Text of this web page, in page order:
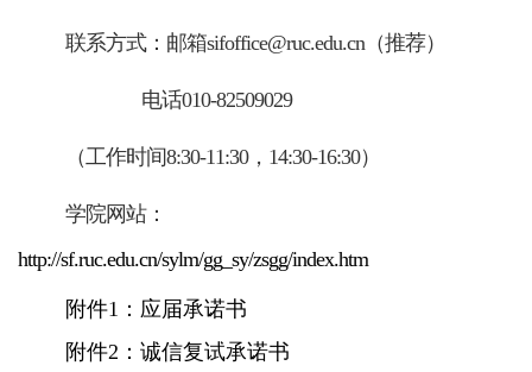
联系方式： 邮箱sifoffice@ruc.edu.cn（推荐）
电话010-82509029
（工作时间8:30-11:30，14:30-16:30）
学院网站：
http://sf.ruc.edu.cn/sylm/gg_sy/zsgg/index.htm
附件1：应届承诺书
附件2：诚信复试承诺书